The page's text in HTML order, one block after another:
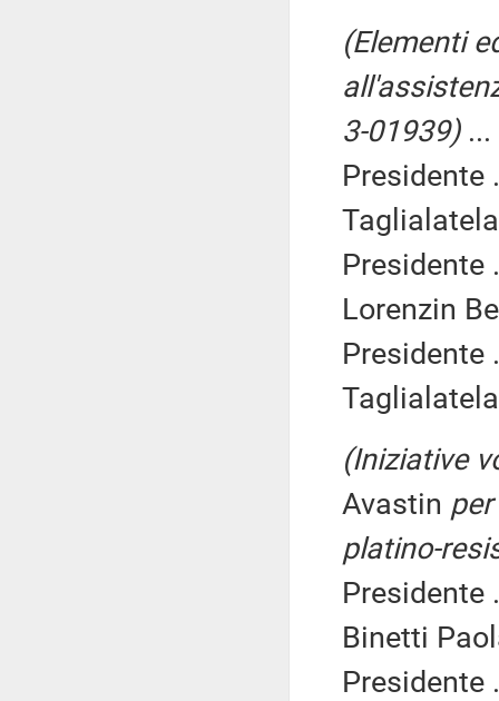
(Elementi
3-01939)...
Presidente
Presidente
Lorenzin
Presidente
(Iniziative
Avastin
platino-
Presidente
Binetti
Presidente